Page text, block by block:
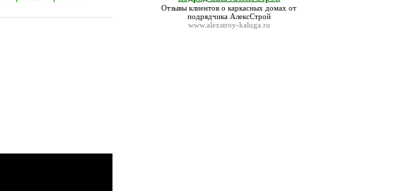
Отзывы клиентов о каркасных домах от
подрядчика АлексСтрой
www.alexstroy-kaluga.ru